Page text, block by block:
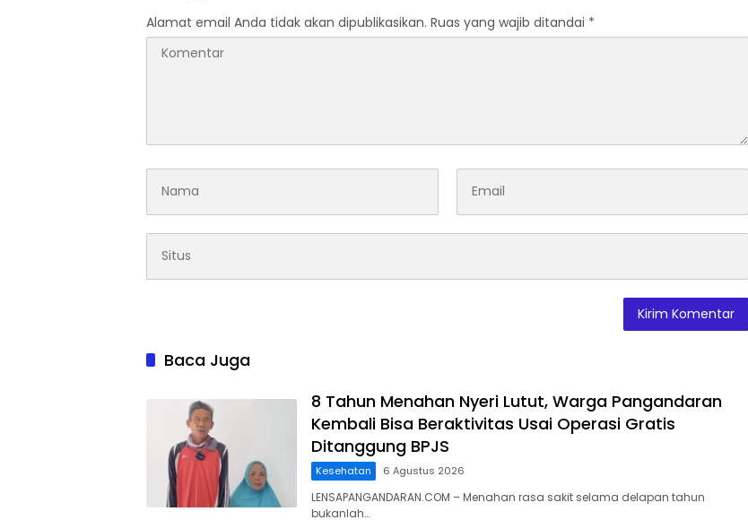
Alamat email Anda tidak akan dipublikasikan. Ruas yang wajib ditandai *
Baca Juga
8 Tahun Menahan Nyeri Lutut, Warga Pangandaran
Kembali Bisa Beraktivitas Usai Operasi Gratis
Ditanggung BPJS
Kesehatan 6 Agustus 2026
LENSAPANGANDARAN.COM – Menahan rasa sakit selama delapan tahun
bukanlah…